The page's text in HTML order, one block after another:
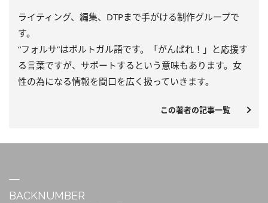
ライティング、編集、DTPまで手がける制作グループで
す。
“フォルサ”はポルトガル語です。「がんばれ！」と応援す
る言葉ですが、サポートするという意味もあります。女
性の為になる情報を間口を広く扱っていきます。
この著者の記事一覧
BACKNUMBER